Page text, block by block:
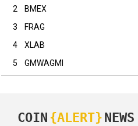
2
BMEX
3
FRAG
4
XLAB
5
GMWAGMI
COIN {ALERT} NEWS